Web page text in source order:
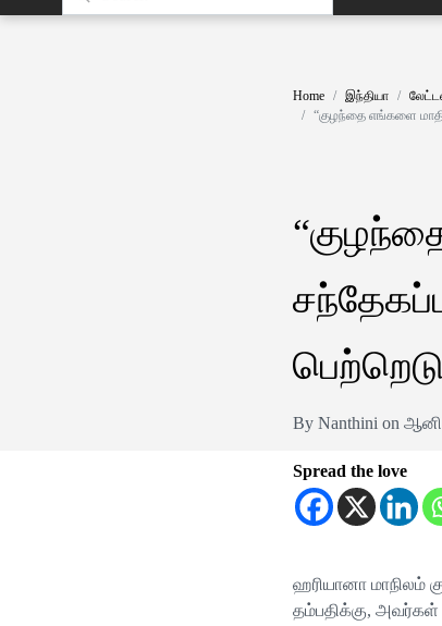
Home இந்தியா
“குழந்தை எங்களை
By Nanthini on ஆனி
Spread the love
ஹரியானா மாநிலம்
தம்பதிக்கு,